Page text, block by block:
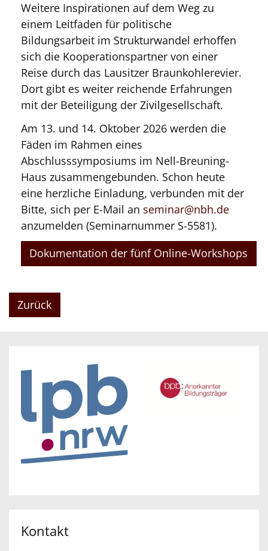
Weitere Inspirationen auf dem Weg zu
einem Leitfaden für politische
Bildungsarbeit im Strukturwandel erhoffen
sich die Kooperationspartner von einer
Reise durch das Lausitzer Braunkohlerevier.
Dort gibt es weiter reichende Erfahrungen
mit der Beteiligung der Zivilgesellschaft.
Am 13. und 14. Oktober 2026 werden die
Fäden im Rahmen eines
Abschlusssymposiums im Nell-Breuning-
Haus zusammengebunden. Schon heute
eine herzliche Einladung, verbunden mit der
Bitte, sich per E-Mail an seminar@nbh.de
anzumelden (Seminarnummer S-5581).
Dokumentation der fünf Online-Workshops
Zurück
Kontakt